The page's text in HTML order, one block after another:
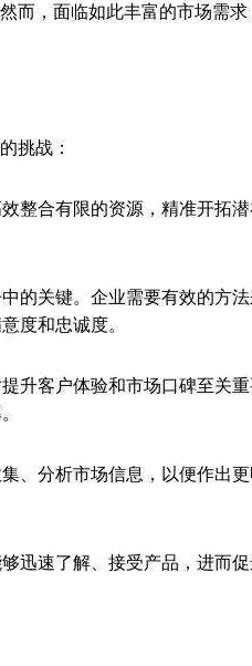
而，面临如此丰富的市场需
挑战：
整合有限的资源，精准开拓
的关键。企业需要有效的方
度和忠诚度。
升客户体验和市场口碑至关
、分析市场信息，以便作出
迅速了解、接受产品，进而